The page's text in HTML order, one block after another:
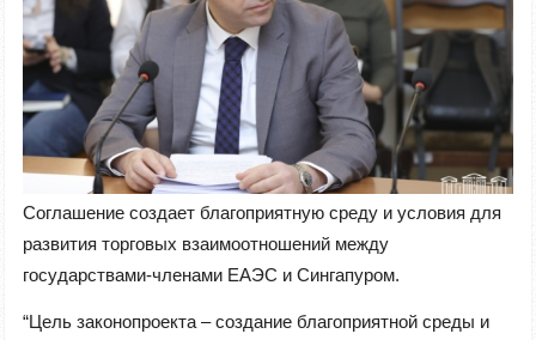
Соглашение создает благоприятную среду и условия для
развития торговых взаимоотношений между
государствами-членами ЕАЭС и Сингапуром.
“Цель законопроекта – создание благоприятной среды и